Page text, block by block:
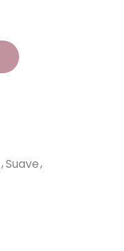
Suave